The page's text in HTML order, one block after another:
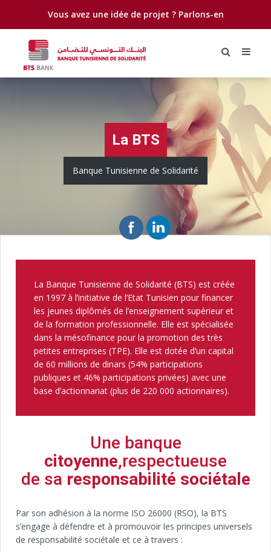
Vous avez une idée de projet ? Parlons-en
La BTS
Banque Tunisienne de Solidarité
La Banque Tunisienne de Solidarité (BTS) est créée
en 1997 à l’initiative de l’Etat Tunisien pour financer
les jeunes diplômés de l’enseignement supérieur et
de la formation professionnelle. Elle est spécialisée
dans la mésofinance pour la promotion des très
petites entreprises (TPE). Elle est dotée d’un capital
de 60 millions de dinars (54% participations
publiques et 46% participations privées) avec une
base d’actionnariat (plus de 220 000 actionnaires).
Une banque
citoyenne,respectueuse
de sa responsabilité sociétale
Par son adhésion à la norme ISO 26000 (RSO), la BTS
s’engage à défendre et à promouvoir les principes universels
de responsabilité sociétale et ce à travers :